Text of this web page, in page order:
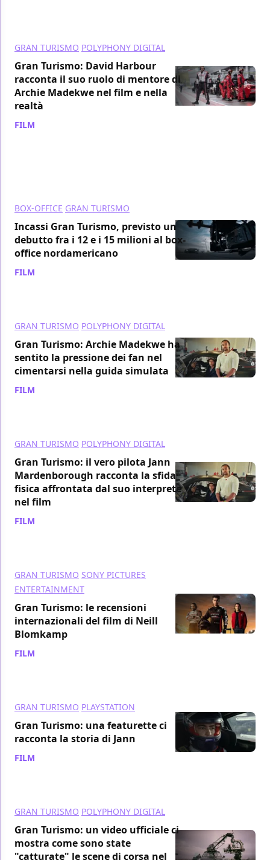
GRAN TURISMO POLYPHONY DIGITAL
Gran Turismo: David Harbour
racconta il suo ruolo di mentore di
Archie Madekwe nel film e nella
realtà
FILM
BOX-OFFICE GRAN TURISMO
Incassi Gran Turismo, previsto un
debutto fra i 12 e i 15 milioni al box-
office nordamericano
FILM
GRAN TURISMO POLYPHONY DIGITAL
Gran Turismo: Archie Madekwe ha
sentito la pressione dei fan nel
cimentarsi nella guida simulata
FILM
GRAN TURISMO POLYPHONY DIGITAL
Gran Turismo: il vero pilota Jann
Mardenborough racconta la sfida
fisica affrontata dal suo interprete
nel film
FILM
GRAN TURISMO SONY PICTURES
ENTERTAINMENT
Gran Turismo: le recensioni
internazionali del film di Neill
Blomkamp
FILM
GRAN TURISMO PLAYSTATION
Gran Turismo: una featurette ci
racconta la storia di Jann
FILM
GRAN TURISMO POLYPHONY DIGITAL
Gran Turismo: un video ufficiale ci
mostra come sono state
"catturate" le scene di corsa nel